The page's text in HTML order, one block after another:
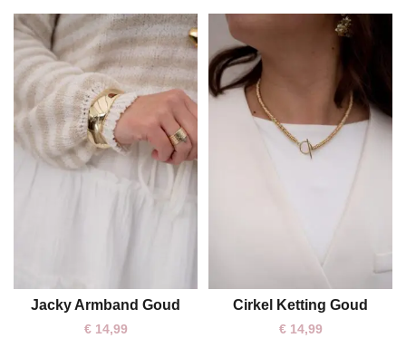
One size
Jacky Armband Goud
€14,99
One size
Cirkel Ketting Goud
€14,99